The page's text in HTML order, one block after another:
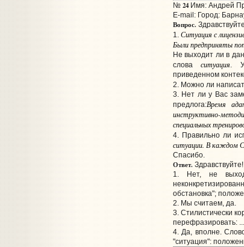
№ 24Имя: Андрей
E-mail: Город:
Вопрос.
1. Ситуация с
Были предприняты
Не выходит ли в
словаситуация.
приведенном
2. Можно ли
3. Нет ли у Вас
предлога:Время
инструктивно-
специальных
4. Правильно ли
ситуации. В каждом
Спасибо.
Ответ.Здравствуйте!
1. Нет, не
обстановка";
2. Мы считаем, да.
3. Стилистически
перефразировать:
4. Да, вполне.
"ситуация":